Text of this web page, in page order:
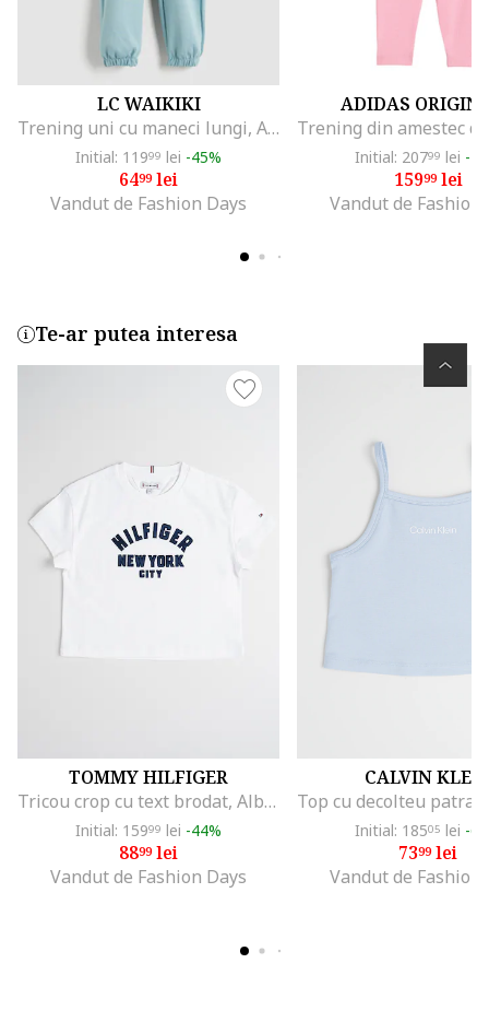
LC WAIKIKI
Trening uni cu maneci lungi, Albastru aquamarin
Initial: 11999 lei -45%
6499lei
Vandut de Fashion Days
ADIDAS
Initial: 20799 lei -
15999lei
Vandut de Fashion
Te-ar putea interesa
TOMMY HILFIGER
Tricou crop cu text brodat, Albastru ultramarin/Alb optic
Initial: 15999 lei -44%
8899lei
Vandut de Fashion Days
CALVIN
Initial: 18505 lei -
7399lei
Vandut de Fashion